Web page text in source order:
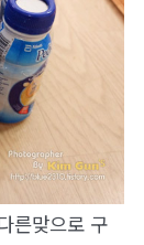
른맞으로 구